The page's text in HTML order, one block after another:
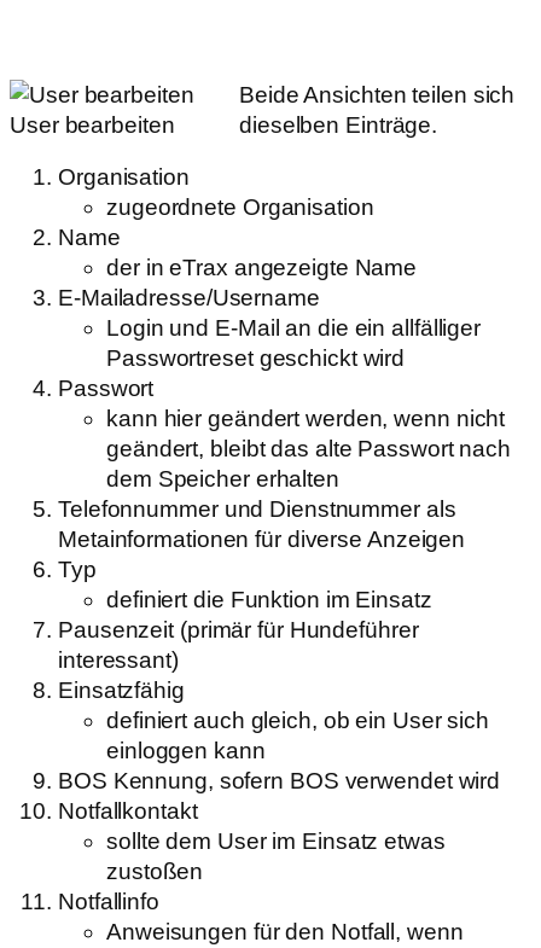
User bearbeiten
Beide Ansichten teilen sich
dieselben Einträge.
Organisation
zugeordnete Organisation
Name
der in eTrax angezeigte Name
E-Mailadresse/Username
Login und E-Mail an die ein allfälliger
Passwortreset geschickt wird
Passwort
kann hier geändert werden, wenn nicht
geändert, bleibt das alte Passwort nach
dem Speicher erhalten
Telefonnummer und Dienstnummer als
Metainformationen für diverse Anzeigen
Typ
definiert die Funktion im Einsatz
Pausenzeit (primär für Hundeführer
interessant)
Einsatzfähig
definiert auch gleich, ob ein User sich
einloggen kann
BOS Kennung, sofern BOS verwendet wird
Notfallkontakt
sollte dem User im Einsatz etwas
zustoßen
Notfallinfo
Anweisungen für den Notfall, wenn